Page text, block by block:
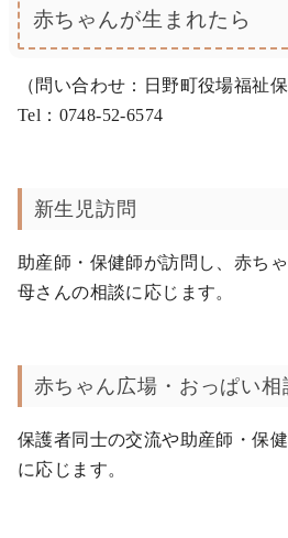
赤ちゃんが生まれたら
（問い合わせ：日野町役場福祉保
Tel：0748-52-6574
新生児訪問
助産師・保健師が訪問し、赤ち
母さんの相談に応じます。
赤ちゃん広場・おっぱい相
保護者同士の交流や助産師・保
に応じます。